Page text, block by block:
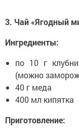
3. Чай «Ягодный
Ингредиенты:
по 10 г
(можно
40 г меда
400 мл кипятка
Приготовление: